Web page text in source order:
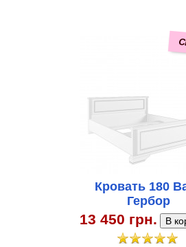
Кровать 180
Гербор
13 450 грн.